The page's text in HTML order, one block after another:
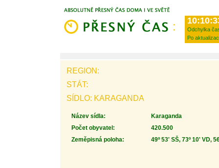
Odchylka
Po
REGION:
STÁT:
SÍDLO: KARAGANDA
Název sídla:
Karaganda
Počet obyvatel:
420.500
Zeměpisná poloha:
49º 53' SŠ, 73º 10' VD,